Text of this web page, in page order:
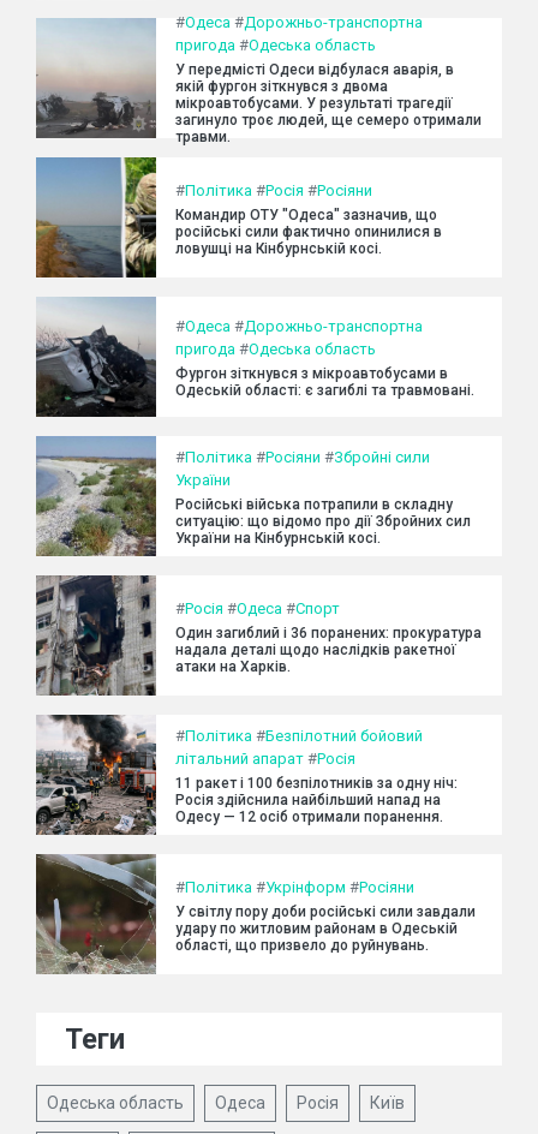
#Одеса #Дорожньо-транспортна
пригода #Одеська область
У передмісті Одеси відбулася аварія, в
якій фургон зіткнувся з двома
мікроавтобусами. У результаті трагедії
загинуло троє людей, ще семеро отримали
травми.
#Політика #Росія #Росіяни
Командир ОТУ "Одеса" зазначив, що
російські сили фактично опинилися в
ловушці на Кінбурнській косі.
#Одеса #Дорожньо-транспортна
пригода #Одеська область
Фургон зіткнувся з мікроавтобусами в
Одеській області: є загиблі та травмовані.
#Політика #Росіяни #Збройні сили
України
Російські війська потрапили в складну
ситуацію: що відомо про дії Збройних сил
України на Кінбурнській косі.
#Росія #Одеса #Спорт
Один загиблий і 36 поранених: прокуратура
надала деталі щодо наслідків ракетної
атаки на Харків.
#Політика #Безпілотний бойовий
літальний апарат #Росія
11 ракет і 100 безпілотників за одну ніч:
Росія здійснила найбільший напад на
Одесу — 12 осіб отримали поранення.
#Політика #Укрінформ #Росіяни
У світлу пору доби російські сили завдали
удару по житловим районам в Одеській
області, що призвело до руйнувань.
Теги
Одеська область Одеса Росія Київ